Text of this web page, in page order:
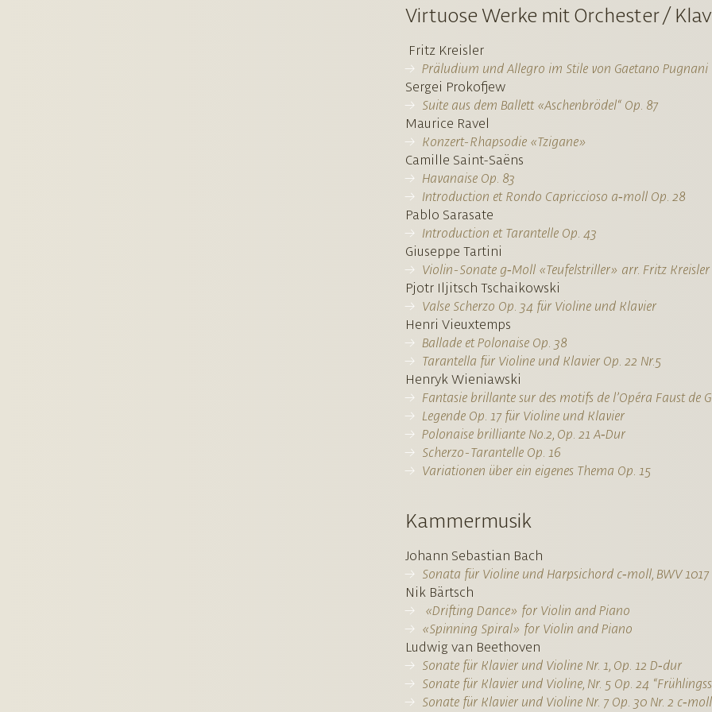
Virtuose Werke mit Orchester /
Fritz Kreisler
Präludium und Allegro im Stile von Gaetano Pugnani
Sergei Prokofjew
Suite aus dem Ballett «Aschenbrödel“ Op. 87
Maurice Ravel
Konzert-Rhapsodie «Tzigane»
Camille Saint-Saëns
Havanaise Op. 83
Introduction et Rondo Capriccioso a‑moll Op. 28
Pablo Sarasate
Introduction et Tarantelle Op. 43
Giuseppe Tartini
Violin-Sonate g‑Moll «Teufelstriller» arr. Fritz Kreisler
Pjotr Iljitsch Tschaikowski
Valse Scherzo Op. 34 für Violine und Klavier
Henri Vieuxtemps
Ballade et Polonaise Op. 38
Tarantella für Violine und Klavier Op. 22 Nr.5
Henryk Wieniawski
Fantasie brillante sur des motifs de l’Opéra Faust de
Legende Op. 17 für Violine und Klavier
Polonaise brilliante No.2, Op. 21 A‑Dur
Scherzo-Tarantelle Op. 16
Variationen über ein eigenes Thema Op. 15
Kammermusik
Johann Sebastian Bach
Sonata für Violine und Harpsichord c‑moll, BWV 1017
Nik Bärtsch
«Drifting Dance» for Violin and Piano
«Spinning Spiral» for Violin and Piano
Ludwig van Beethoven
Sonate für Klavier und Violine Nr. 1, Op. 12 D‑dur
Sonate für Klavier und Violine, Nr. 5 Op. 24
Sonate für Klavier und Violine Nr. 7 Op. 30 Nr. 2 c‑moll